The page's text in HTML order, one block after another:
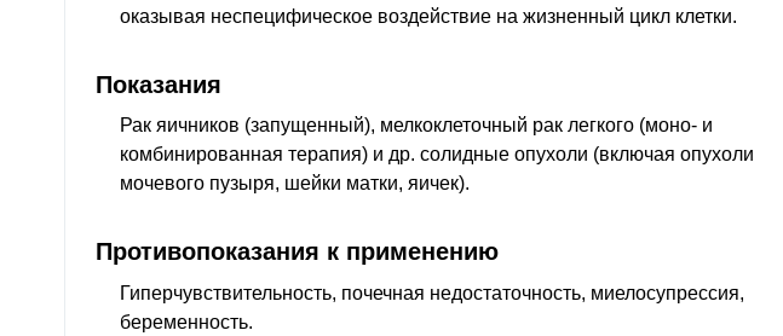
оказывая неспецифическое воздействие на жизненный цикл клетки.
Показания
Рак яичников (запущенный), мелкоклеточный рак легкого (моно- и
комбинированная терапия) и др. солидные опухоли (включая опухоли
мочевого пузыря, шейки матки, яичек).
Противопоказания к применению
Гиперчувствительность, почечная недостаточность, миелосупрессия,
беременность.